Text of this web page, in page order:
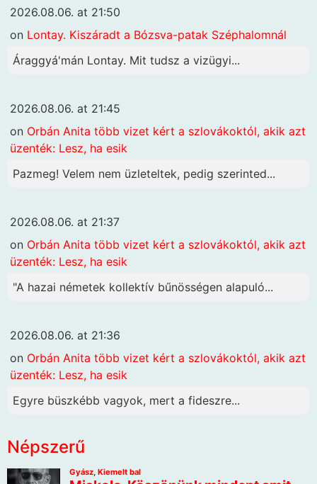
2026.08.06. at 21:50
on Lontay. Kiszáradt a Bózsva-patak Széphalomnál
Áraggyá'mán Lontay. Mit tudsz a vizügyi...
2026.08.06. at 21:45
on Orbán Anita több vizet kért a szlovákoktól, akik azt
üzenték: Lesz, ha esik
Pazmeg! Velem nem üzleteltek, pedig szerinted...
2026.08.06. at 21:37
on Orbán Anita több vizet kért a szlovákoktól, akik azt
üzenték: Lesz, ha esik
"A hazai németek kollektív bűnösségen alapuló...
2026.08.06. at 21:36
on Orbán Anita több vizet kért a szlovákoktól, akik azt
üzenték: Lesz, ha esik
Egyre büszkébb vagyok, mert a fideszre...
Népszerű